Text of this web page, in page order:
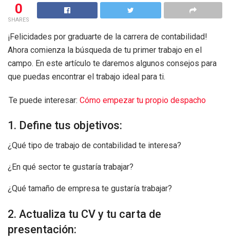
0
SHARES
¡Felicidades por graduarte de la carrera de contabilidad!
Ahora comienza la búsqueda de tu primer trabajo en el
campo. En este artículo te daremos algunos consejos para
que puedas encontrar el trabajo ideal para ti.
Te puede interesar: Cómo empezar tu propio despacho
1. Define tus objetivos:
¿Qué tipo de trabajo de contabilidad te interesa?
¿En qué sector te gustaría trabajar?
¿Qué tamaño de empresa te gustaría trabajar?
2. Actualiza tu CV y tu carta de
presentación: